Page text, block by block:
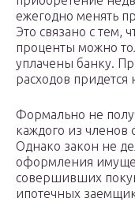
ежегодно менять
Это связано с тем,
проценты можно
уплачены банку.
расходов придется
Формально не
каждого из членов
Однако закон не
оформления
совершивших
ипотечных